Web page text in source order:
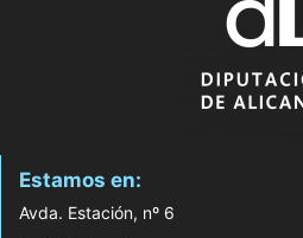
Estamos en:
Avda. Estación, nº 6